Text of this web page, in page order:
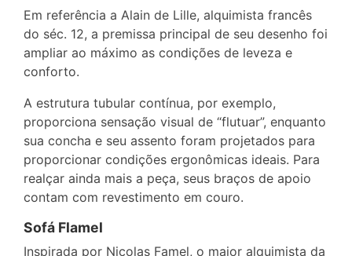
Em referência a Alain de Lille, alquimista francês
do séc. 12, a premissa principal de seu desenho foi
ampliar ao máximo as condições de leveza e
conforto.
A estrutura tubular contínua, por exemplo,
proporciona sensação visual de “flutuar”, enquanto
sua concha e seu assento foram projetados para
proporcionar condições ergonômicas ideais. Para
realçar ainda mais a peça, seus braços de apoio
contam com revestimento em couro.
Sofá Flamel
Inspirada por Nicolas Famel, o maior alquimista da